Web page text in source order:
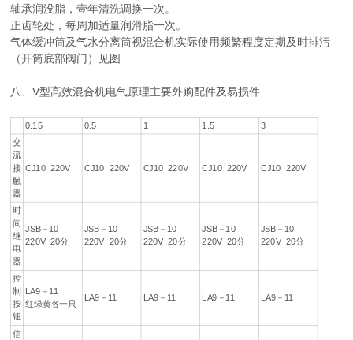
轴承润没脂，壹年清洗调换一次。
正齿轮处，每周加适量润滑脂一次。
气体缓冲筒及气水分离筒视混合机实际使用频繁程度定期及时排污
（开筒底部阀门）见图
八、V型高效混合机电气原理主要外购配件及易损件
0.15 0.5 1 1.5
3
交
流
接
触
器
CJ10 220V CJ10 220V CJ10 220V CJ10 220V CJ10 220V
时
间
继
电
器
JSB－10
220V 20分
JSB－10
220V 20分
JSB－10
220V 20分
JSB－10
220V 20分
JSB－10
220V 20分
控
制
按
钮
LA9－11
红绿黄各一只
LA9－11 LA9－11 LA9－11 LA9－11
信